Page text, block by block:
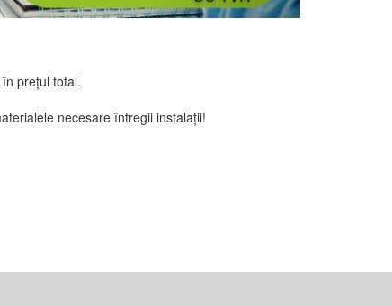
prețul total.
necesare întregii instalații!